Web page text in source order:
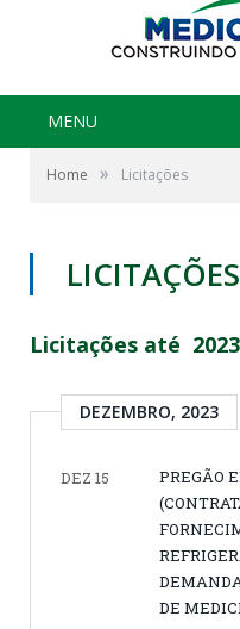
MENU
Home » Licitações
LICITAÇÕES
Licitações até 2023
DEZEMBRO, 2023
DEZ 15
PREGÃO
DE